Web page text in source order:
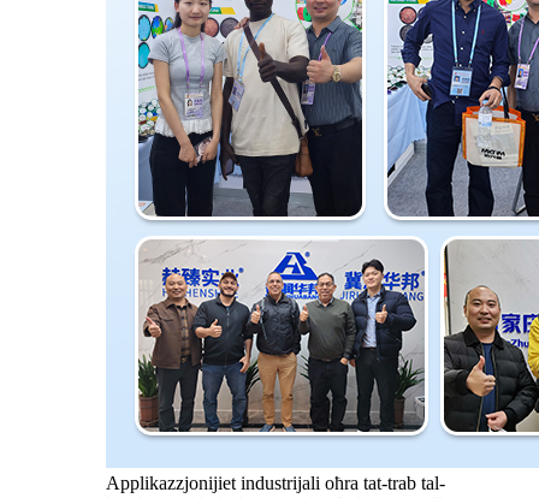
Applikazzjonijiet industrijali oħra tat-trab tal-